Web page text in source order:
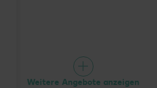
Weitere Angebote anzeigen